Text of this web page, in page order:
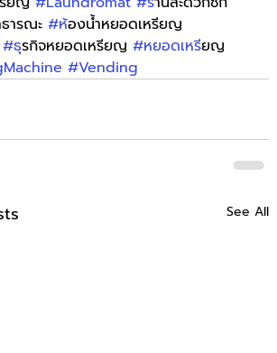
ารณะ #ห้องน้ำหยอดเหรียญ
#ธุรกิจหยอดเหรียญ #หยอดเหรียญ
#Vending
See All